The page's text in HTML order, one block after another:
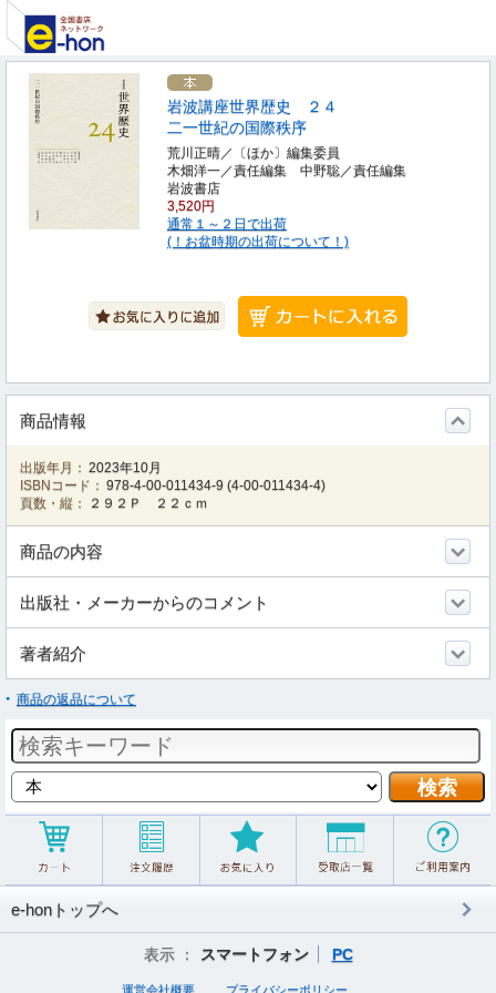
岩波講座世界歴史 ２４
二一世紀の国際秩序
荒川正晴／〔ほか〕編集委員
木畑洋一／責任編集 中野聡／責任編集
岩波書店
3,520円
通常１～２日で出荷
(！お盆時期の出荷について！)
商品情報
出版年月： 2023年10月
ISBNコード： 978-4-00-011434-9 (4-00-011434-4)
頁数・縦：
２９２Ｐ ２２ｃｍ
商品の内容
出版社・メーカーからのコメント
著者紹介
商品の返品について
e-honトップへ
表示 ： スマートフォン PC
運営会社概要 プライバシーポリシー